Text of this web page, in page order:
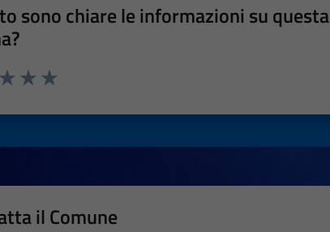
sono chiare le informazioni su questa
il Comune